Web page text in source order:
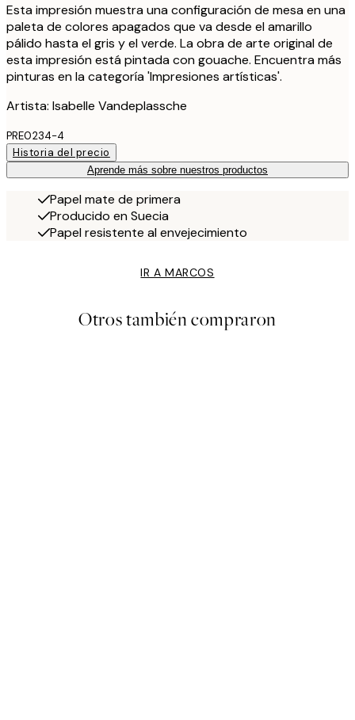
Esta impresión muestra una configuración de mesa en una
paleta de colores apagados que va desde el amarillo
pálido hasta el gris y el verde. La obra de arte original de
esta impresión está pintada con gouache. Encuentra más
pinturas en la categoría 'Impresiones artísticas'.
Artista: Isabelle Vandeplassche
PRE0234-4
Historia del precio
Aprende más sobre nuestros productos
Papel mate de primera
Producido en Suecia
Papel resistente al envejecimiento
IR A MARCOS
Otros también compraron